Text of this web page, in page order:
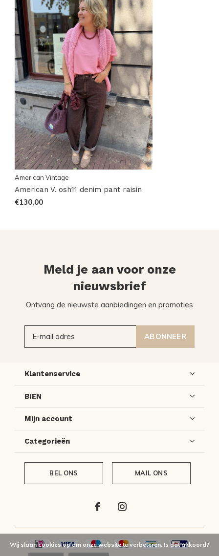
American Vintage
American V. osh11 denim pant raisin
€130,00
Meld je aan voor onze
nieuwsbrief
Ontvang de nieuwste aanbiedingen en promoties
ABONNEER
Klantenservice
BIEN
Mijn account
Categorieën
BEL ONS MAIL ONS
Wij slaan cookies op om onze website te verbeteren. Is dat akkoord?